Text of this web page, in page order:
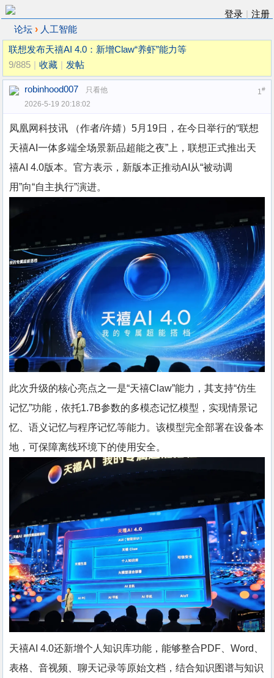
登录
注册
论坛 › 人工智能
联想发布天禧AI 4.0：新增Claw“养虾”能力等
9/885
收藏 发帖
1#
robinhood007
只看他
2026-5-19 20:18:02
凤凰网科技讯 （作者/许婧）5月19日，在今日举行的“联想
天禧AI一体多端全场景新品超能之夜”上，联想正式推出天
禧AI 4.0版本。官方表示，新版本正推动AI从“被动调
用”向“自主执行”演进。
此次升级的核心亮点之一是“天禧Claw”能力，其支持“仿生
记忆”功能，依托1.7B参数的多模态记忆模型，实现情景记
忆、语义记忆与程序记忆等能力。该模型完全部署在设备本
地，可保障离线环境下的使用安全。
天禧AI 4.0还新增个人知识库功能，能够整合PDF、Word、
表格、音视频、聊天记录等原始文档，结合知识图谱与知识